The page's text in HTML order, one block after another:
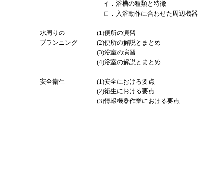
イ．浴槽の種類と特徴
ロ．入浴動作に合わせた周辺機器
水周りの
(1)便所の演習
プランニング
(2)便所の解説とまとめ
(3)浴室の演習
(4)浴室の解説とまとめ
安全衛生
(1)安全における要点
(2)衛生における要点
(3)情報機器作業における要点